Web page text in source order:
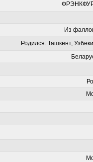
Из
Родился: Ташкент,